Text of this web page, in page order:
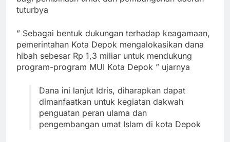
tuturbya
” Sebagai bentuk dukungan terhadap keagamaan,
pemerintahan Kota Depok mengalokasikan dana
hibah sebesar Rp 1,3 miliar untuk mendukung
program-program MUI Kota Depok ” ujarnya
Dana ini lanjut Idris, diharapkan dapat
dimanfaatkan untuk kegiatan dakwah
penguatan peran ulama dan
pengembangan umat Islam di kota Depok